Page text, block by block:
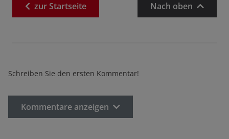
zurStartseite Nach oben
Schreiben Sie den ersten Kommentar!
Kommentare anzeigen